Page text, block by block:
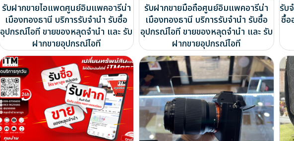
รับฝากขายไอแพดศูนย์อิมแพคอารีน่า
เมืองทองธานี บริการรับจำนำ รับซื้อ
อุปกรณ์ไอที ขายของหลุดจำนำ และ รับ
ฝากขายอุปกรณ์ไอที
รับฝากขายมือถือศูนย์อิมแพคอารีน่า
เมืองทองธานี บริการรับจำนำ รับซื้อ
อุปกรณ์ไอที ขายของหลุดจำนำ และ รับ
ฝากขายอุปกรณ์ไอที
รับ
ซื้อ